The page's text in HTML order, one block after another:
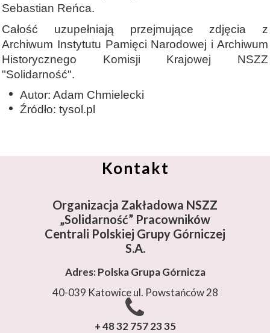
Sebastian Reńca.
Całość uzupełniają przejmujące zdjęcia z
Archiwum Instytutu Pamięci Narodowej i Archiwum
Historycznego Komisji Krajowej NSZZ
"Solidarność".
Autor: Adam Chmielecki
Źródło: tysol.pl
Kontakt
+ 48 32 757 23 35
Adres: Polska Grupa Górnicza
40-039 Katowice ul. Powstańców 28
Organizacja Zakładowa NSZZ
„Solidarność” Pracowników
Centrali Polskiej Grupy Górniczej
S.A.